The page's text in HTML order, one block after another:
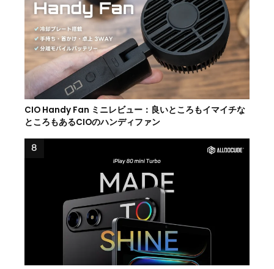
CIO Handy Fan ミニレビュー：良いところもイマイチな
ところもあるCIOのハンディファン